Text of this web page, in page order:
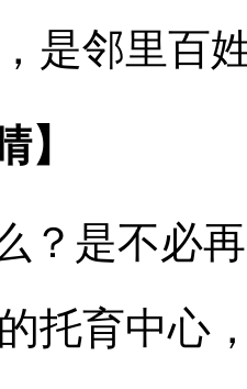
是邻里百
】
？是不必
托育中心